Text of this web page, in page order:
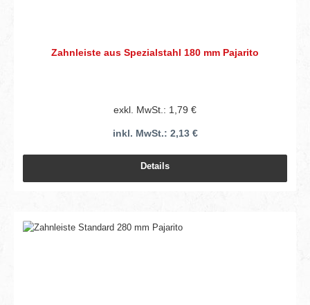
Zahnleiste aus Spezialstahl 180 mm Pajarito
exkl. MwSt.: 1,79 €
inkl. MwSt.: 2,13 €
Details